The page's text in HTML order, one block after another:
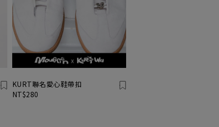
KURT聯名愛心鞋帶扣
NT$280